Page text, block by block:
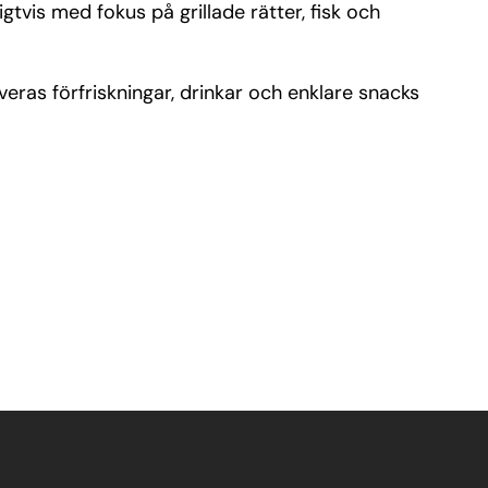
med fokus på grillade rätter, fisk och
förfriskningar, drinkar och enklare snacks